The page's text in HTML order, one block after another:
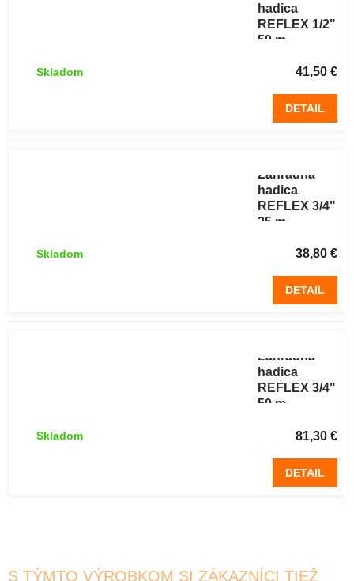
hadica
REFLEX 1/2"
50 m
41,50 €
Skladom
DETAIL
Záhradná
hadica
REFLEX 3/4"
25 m
38,80 €
Skladom
DETAIL
Záhradná
hadica
REFLEX 3/4"
50 m
81,30 €
Skladom
DETAIL
S TÝMTO VÝROBKOM SI ZÁKAZNÍCI TIEŽ